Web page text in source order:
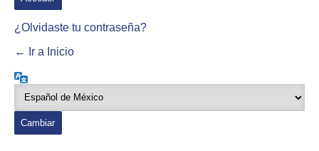
¿Olvidaste tu contraseña?
← Ir a Inicio